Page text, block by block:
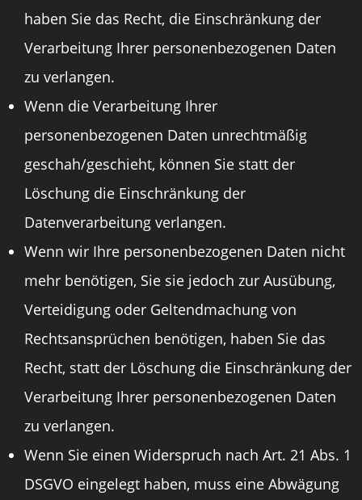
haben Sie das Recht, die Einschränkung der
Verarbeitung Ihrer personenbezogenen Daten
zu verlangen.
Wenn die Verarbeitung Ihrer
personenbezogenen Daten unrechtmäßig
geschah/geschieht, können Sie statt der
Löschung die Einschränkung der
Datenverarbeitung verlangen.
Wenn wir Ihre personenbezogenen Daten nicht
mehr benötigen, Sie sie jedoch zur Ausübung,
Verteidigung oder Geltendmachung von
Rechtsansprüchen benötigen, haben Sie das
Recht, statt der Löschung die Einschränkung der
Verarbeitung Ihrer personenbezogenen Daten
zu verlangen.
Wenn Sie einen Widerspruch nach Art. 21 Abs. 1
DSGVO eingelegt haben, muss eine Abwägung